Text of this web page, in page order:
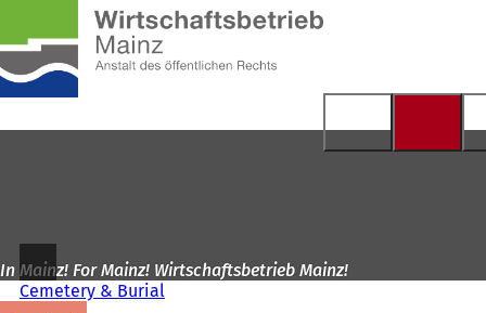
Jump to content
homepage
In Mainz! For Mainz! Wirtschaftsbetrieb Mainz!
Cemetery & Burial